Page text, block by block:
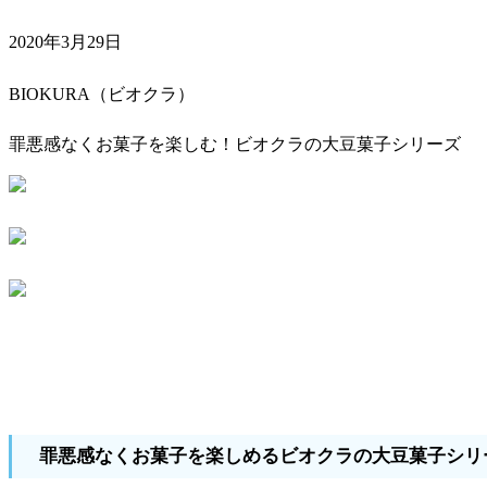
2020年3月29日
BIOKURA（ビオクラ）
罪悪感なくお菓子を楽しむ！ビオクラの大豆菓子シリーズ
罪悪感なくお菓子を楽しめるビオクラの大豆菓子シリ